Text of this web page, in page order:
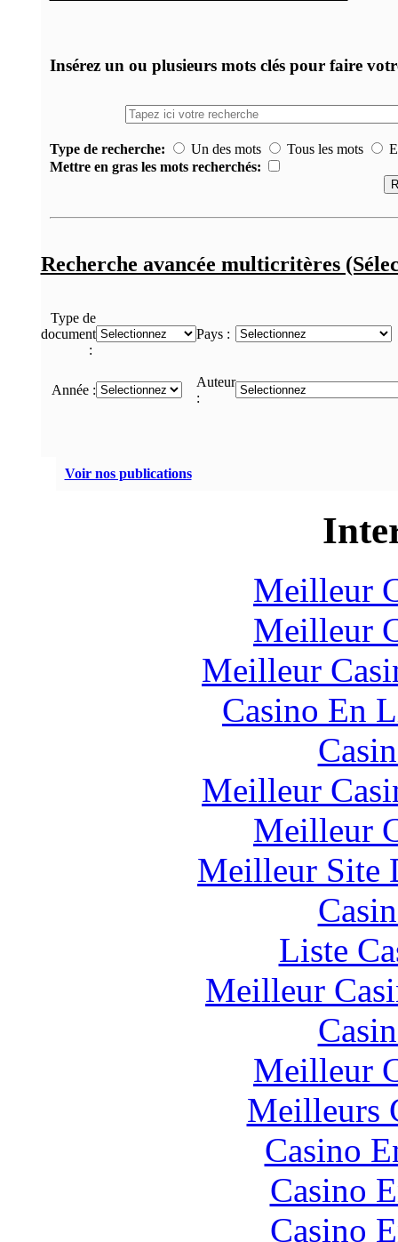
Insérez un ou plusieurs mots clés pour faire
Type de recherche: Un des mots Tous les mots
Mettre en gras les mots recherchés:
Recherche avancée multicritères
Type de
document
:
Pays :
Année :
Auteur
:
Voir nos publications
Meilleur
Meilleur
Meilleur
Casino En
Meilleur
Meilleur
Meilleur Site
Liste
Meilleur
Meilleur
Meilleurs
Casino
Casino
Casino